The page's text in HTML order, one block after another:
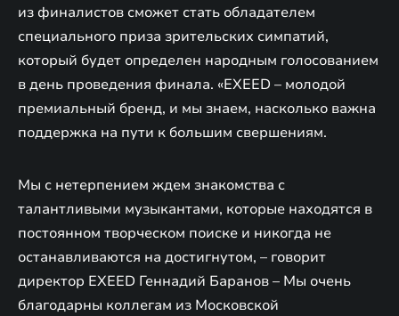
из финалистов сможет стать обладателем
специального приза зрительских симпатий,
который будет определен народным голосованием
в день проведения финала. «EXEED – молодой
премиальный бренд, и мы знаем, насколько важна
поддержка на пути к большим свершениям.
Мы с нетерпением ждем знакомства с
талантливыми музыкантами, которые находятся в
постоянном творческом поиске и никогда не
останавливаются на достигнутом, – говорит
директор EXEED Геннадий Баранов – Мы очень
благодарны коллегам из Московской